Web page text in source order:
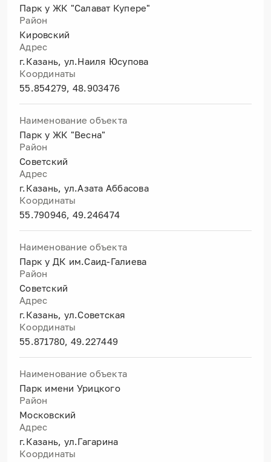
Парк у ЖК "Салават Купере"
Район
Кировский
Адрес
г.Казань, ул.Наиля Юсупова
Координаты
55.854279, 48.903476
Наименование объекта
Парк у ЖК "Весна"
Район
Советский
Адрес
г.Казань, ул.Азата Аббасова
Координаты
55.790946, 49.246474
Наименование объекта
Парк у ДК им.Саид-Галиева
Район
Советский
Адрес
г.Казань, ул.Советская
Координаты
55.871780, 49.227449
Наименование объекта
Парк имени Урицкого
Район
Московский
Адрес
г.Казань, ул.Гагарина
Координаты